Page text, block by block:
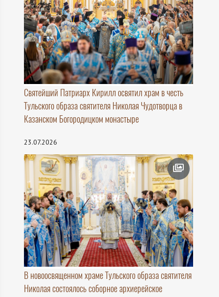
Святейший Патриарх Кирилл освятил храм в честь
Тульского образа святителя Николая Чудотворца в
Казанском Богородицком монастыре
23.07.2026
В новоосвященном храме Тульского образа святителя
Николая состоялось соборное архиерейское